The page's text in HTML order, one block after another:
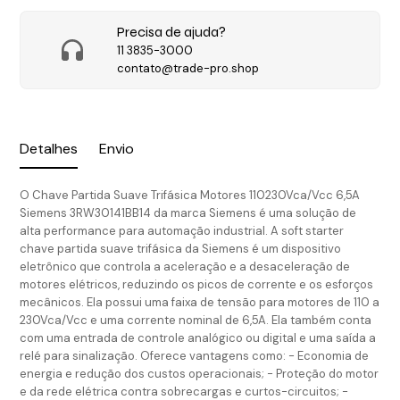
Detalhes Envio
O Chave Partida Suave Trifásica Motores 110230Vca/Vcc 6,5A
Siemens 3RW30141BB14 da marca Siemens é uma solução de
alta performance para automação industrial. A soft starter
chave partida suave trifásica da Siemens é um dispositivo
eletrônico que controla a aceleração e a desaceleração de
motores elétricos, reduzindo os picos de corrente e os esforços
mecânicos. Ela possui uma faixa de tensão para motores de 110 a
230Vca/Vcc e uma corrente nominal de 6,5A. Ela também conta
com uma entrada de controle analógico ou digital e uma saída a
relé para sinalização. Oferece vantagens como: - Economia de
energia e redução dos custos operacionais; - Proteção do motor
e da rede elétrica contra sobrecargas e curtos-circuitos; -
Precisa de ajuda?
11 3835-3000
contato@trade-pro.shop